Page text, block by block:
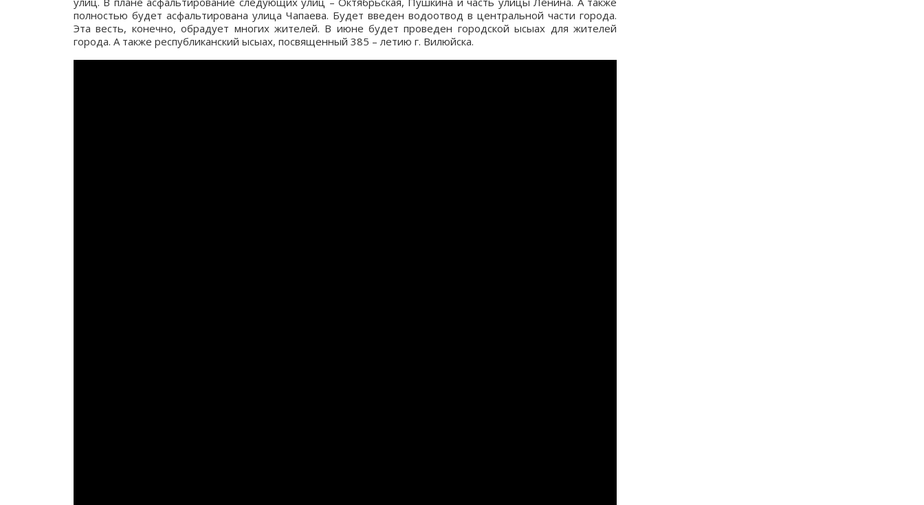
полностью будет асфальтирована улица Чапаева. Будет введен водоотвод в центральной части города.
Эта весть, конечно, обрадует многих жителей. В июне будет проведен городской ысыах для жителей
города. А также республиканский ысыах, посвященный 385 – летию г. Вилюйска.